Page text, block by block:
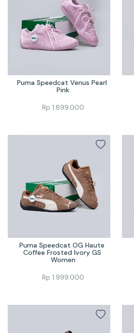
Puma Speedcat Venus Pearl
Pink
Rp 1.899.000
Puma Speedcat OG Haute
Coffee Frosted Ivory GS
Women
Rp 1.999.000